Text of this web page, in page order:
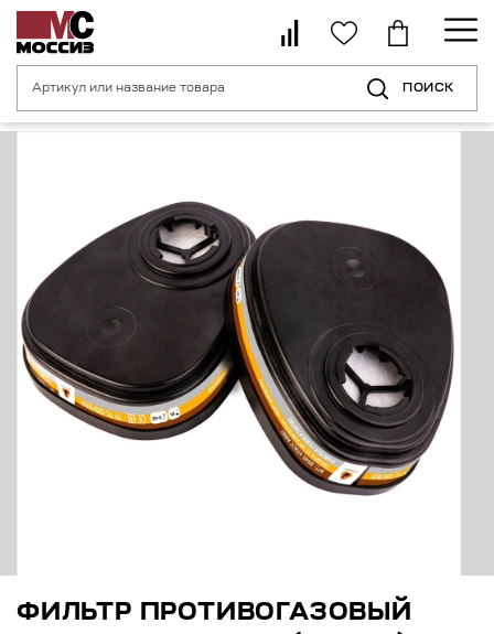
ПОИСК
Главная страница Средства индивидуальной защиты
ФИЛЬТР ПРОТИВОГАЗОВЫЙ